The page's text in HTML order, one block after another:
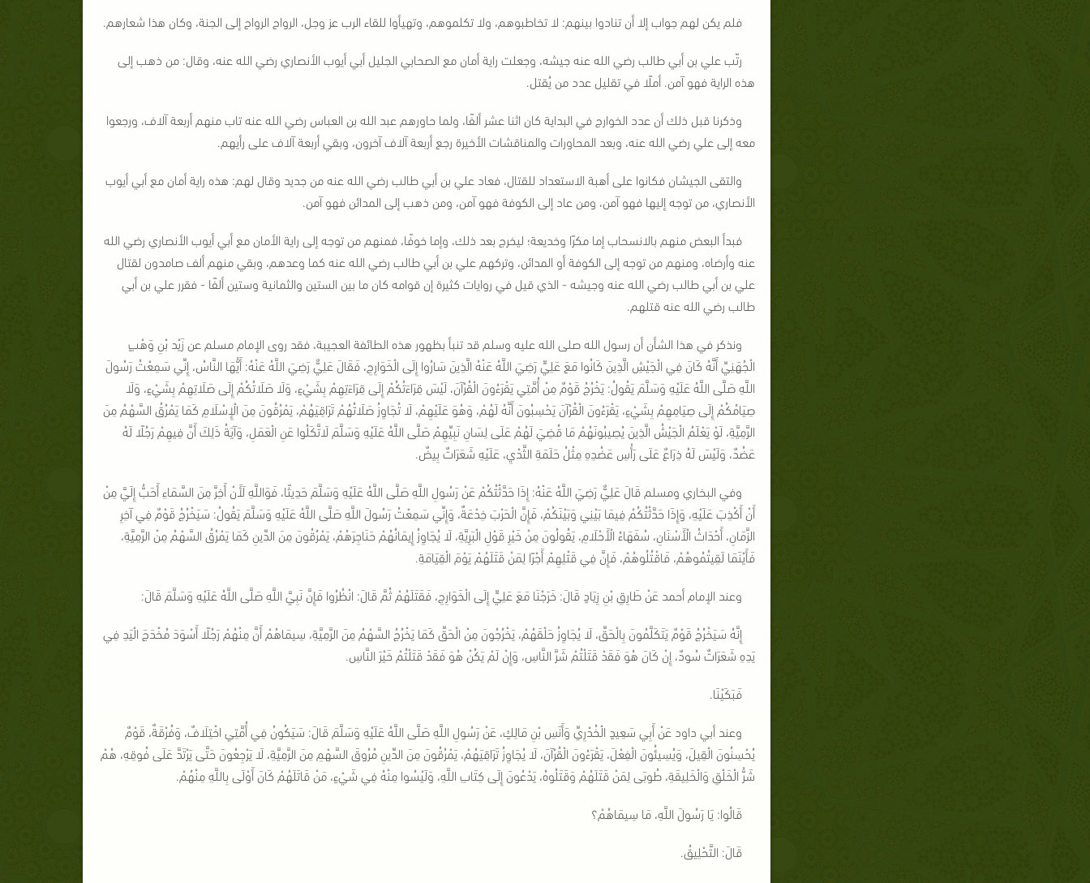
فلم يكن لهم جواب إلا أن تنادوا بينهم: لا تخاطبوهم، ولا تكلموهم، وتهيأوا للقاء الرب عز وجل، الرواح الرواح إلى الجنة، وكان هذا شعارهم.
رتّب علي بن أبي طالب رضي الله عنه جيشه، وجعلت راية أمان مع الصحابي الجليل أبي أيوب الأنصاري رضي الله عنه، وقال: من ذهب إلى
هذه الراية فهو آمن. أملًا في تقليل عدد من يُقتل.
وذكرنا قبل ذلك أن عدد الخوارج في البداية كان اثنا عشر ألفًا، ولما حاورهم عبد الله بن العباس رضي الله عنه تاب منهم أربعة آلاف، ورجعوا
معه إلى علي رضي الله عنه، وبعد المحاورات والمناقشات الأخيرة رجع أربعة آلاف آخرون، وبقي أربعة آلاف على رأيهم.
والتقى الجيشان فكانوا على أهبة الاستعداد للقتال، فعاد علي بن أبي طالب رضي الله عنه من جديد وقال لهم: هذه راية أمان مع أبي أيوب
الأنصاري، من توجه إليها فهو آمن، ومن عاد إلى الكوفة فهو آمن، ومن ذهب إلى المدائن فهو آمن.
فبدأ البعض منهم بالانسحاب إما مكرًا وخديعة؛ ليخرج بعد ذلك، وإما خوفًا، فمنهم من توجه إلى راية الأمان مع أبي أيوب الأنصاري رضي الله
عنه وأرضاه، ومنهم من توجه إلى الكوفة أو المدائن، وتركهم علي بن أبي طالب رضي الله عنه كما وعدهم، وبقي منهم ألف صامدون لقتال
علي بن أبي طالب رضي الله عنه وجيشه - الذي قيل في روايات كثيرة إن قوامه كان ما بين الستين والثمانية وستين ألفًا - فقرر علي بن أبي
طالب رضي الله عنه قتلهم.
ونذكر في هذا الشأن أن رسول الله صلى الله عليه وسلم قد تنبأ بظهور هذه الطائفة العجيبة، فقد روى الإمام مسلم عن زَيْد بْنِ وَهْبٍ
الْجُهَنِيِّ أَنَّهُ كَانَ فِي الْجَيْشِ الَّذِينَ كَانُوا مَعَ عَلِيٍّ رَضِيَ اللَّهُ عَنْهُ الَّذِينَ سَارُوا إِلَى الْخَوَارِجِ، فَقَالَ عَلِيٌّ رَضِيَ اللَّهُ عَنْهُ: أَيُّهَا النَّاسُ، إِنِّي سَمِعْتُ رَسُولَ
اللَّهِ صَلَّى اللَّهُ عَلَيْهِ وَسَلَّمَ يَقُولُ: يَخْرُجُ قَوْمٌ مِنْ أُمَّتِي يَقْرَءُونَ الْقُرْآنَ، لَيْسَ قِرَاءَتُكُمْ إِلَى قِرَاءَتِهِمْ بِشَيْءٍ، وَلَا صَلَاتُكُمْ إِلَى صَلَاتِهِمْ بِشَيْءٍ، وَلَا
صِيَامُكُمْ إِلَى صِيَامِهِمْ بِشَيْءٍ، يَقْرَءُونَ الْقُرْآنَ يَحْسِبُونَ أَنَّهُ لَهُمْ، وَهُوَ عَلَيْهِمْ، لَا تُجَاوِزُ صَلَاتُهُمْ تَرَاقِيَهُمْ، يَمْرُقُونَ مِنَ الْإِسْلَامِ كَمَا يَمْرُقُ السَّهْمُ مِنَ
الرَّمِيَّةِ، لَوْ يَعْلَمُ الْجَيْشُ الَّذِينَ يُصِيبُونَهُمْ مَا قُضِيَ لَهُمْ عَلَى لِسَانِ نَبِيِّهِمْ صَلَّى اللَّهُ عَلَيْهِ وَسَلَّمَ لَاتَّكَلُوا عَنِ الْعَمَلِ، وَآيَةُ ذَلِكَ أَنَّ فِيهِمْ رَجُلًا لَهُ
عَضُدٌ، وَلَيْسَ لَهُ ذِرَاعٌ عَلَى رَأْسِ عَضُدِهِ مِثْلُ حَلَمَةِ الثَّدْيِ، عَلَيْهِ شَعَرَاتٌ بِيضٌ.
وفي البخاري ومسلم قَالَ عَلِيٌّ رَضِيَ اللَّهُ عَنْهُ: إِذَا حَدَّثْتُكُمْ عَنْ رَسُولِ اللَّهِ صَلَّى اللَّهُ عَلَيْهِ وَسَلَّمَ حَدِيثًا، فَوَاللَّهِ لَأَنْ أَخِرَّ مِنَ السَّمَاءِ أَحَبُّ إِلَيَّ مِنْ
أَنْ أَكْذِبَ عَلَيْهِ، وَإِذَا حَدَّثْتُكُمْ فِيمَا بَيْنِي وَبَيْنَكُمْ، فَإِنَّ الْحَرْبَ خِدْعَةٌ، وَإِنِّي سَمِعْتُ رَسُولَ اللَّهِ صَلَّى اللَّهُ عَلَيْهِ وَسَلَّمَ يَقُولُ: سَيَخْرُجُ قَوْمٌ فِي آخِرِ
الزَّمَانِ، أَحْدَاثُ الْأَسْنَانِ، سُفَهَاءُ الْأَحْلَامِ، يَقُولُونَ مِنْ خَيْرِ قَوْلِ الْبَرِيَّةِ، لَا يُجَاوِزُ إِيمَانُهُمْ حَنَاجِرَهُمْ، يَمْرُقُونَ مِنَ الدِّينِ كَمَا يَمْرُقُ السَّهْمُ مِنْ الرَّمِيَّةِ،
فَأَيْنَمَا لَقِيتُمُوهُمْ، فَاقْتُلُوهُمْ، فَإِنَّ فِي قَتْلِهِمْ أَجْرًا لِمَنْ قَتَلَهُمْ يَوْمَ الْقِيَامَةِ.
وعند الإمام أحمد عَنْ طَارِقِ بْنِ زِيَادٍ قَالَ: خَرَجْنَا مَعَ عَلِيٍّ إِلَى الْخَوَارِجِ، فَقَتَلَهُمْ ثُمَّ قَالَ: انْظُرُوا فَإِنَّ نَبِيَّ اللَّهِ صَلَّى اللَّهُ عَلَيْهِ وَسَلَّمَ قَالَ:
إِنَّهُ سَيَخْرُجُ قَوْمٌ يَتَكَلَّمُونَ بِالْحَقِّ، لَا يُجَاوِزُ حَلْقَهُمْ، يَخْرُجُونَ مِنْ الْحَقِّ كَمَا يَخْرُجُ السَّهْمُ مِنَ الرَّمِيَّةِ، سِيمَاهُمْ أَنَّ مِنْهُمْ رَجُلًا أَسْوَدَ مُخْدَجَ الْيَدِ فِي
يَدِهِ شَعَرَاتٌ سُودٌ، إِنْ كَانَ هُوَ فَقَدْ قَتَلْتُمْ شَرَّ النَّاسِ، وَإِنْ لَمْ يَكُنْ هُوَ فَقَدْ قَتَلْتُمْ خَيْرَ النَّاسِ.
فَبَكَيْنَا.
وعند أبي داود عَنْ أَبِي سَعِيدٍ الْخُدْرِيِّ وَأَنَسِ بْنِ مَالِكٍ، عَنْ رَسُولِ اللَّهِ صَلَّى اللَّهُ عَلَيْهِ وَسَلَّمَ قَالَ: سَيَكُونُ فِي أُمَّتِي اخْتِلَافٌ، وَفُرْقَةٌ، قَوْمٌ
يُحْسِنُونَ الْقِيلَ، وَيُسِيئُونَ الْفِعْلَ، يَقْرَءُونَ الْقُرْآنَ، لَا يُجَاوِزُ تَرَاقِيَهُمْ، يَمْرُقُونَ مِنَ الدِّينِ مُرُوقَ السَّهْمِ مِنَ الرَّمِيَّةِ، لَا يَرْجِعُونَ حَتَّى يَرْتَدَّ عَلَى فُوقِهِ، هُمْ
شَرُّ الْخَلْقِ وَالْخَلِيقَةِ، طُوبَى لِمَنْ قَتَلَهُمْ وَقَتَلُوهُ، يَدْعُونَ إِلَى كِتَابِ اللَّهِ، وَلَيْسُوا مِنْهُ فِي شَيْءٍ، مَنْ قَاتَلَهُمْ كَانَ أَوْلَى بِاللَّهِ مِنْهُمْ.
قَالُوا: يَا رَسُولَ اللَّهِ، مَا سِيمَاهُمْ؟
قَالَ: التَّحْلِيقُ.